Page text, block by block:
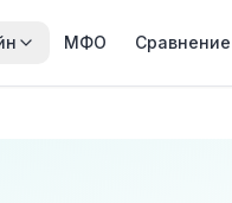
МФО Сравнение